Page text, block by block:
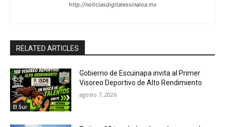
http://noticiasdigitalessinaloa.mx
RELATED ARTICLES
El Sur
Gobierno de Escuinapa invita al Primer
Visoreo Deportivo de Alto Rendimiento
agosto 7, 2026